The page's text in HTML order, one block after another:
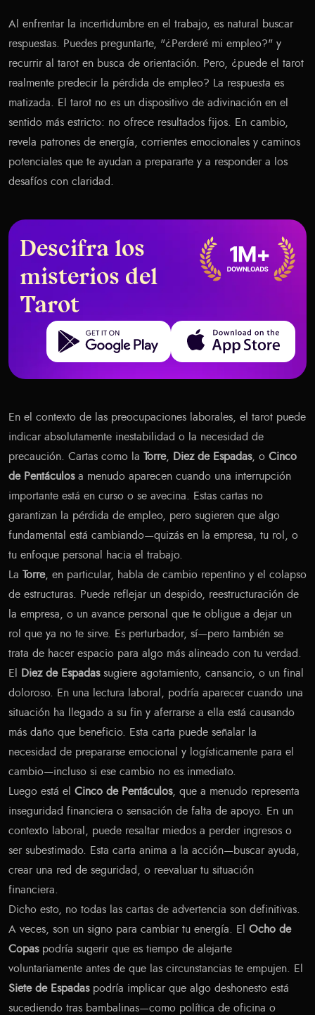
Al enfrentar la incertidumbre en el trabajo, es natural buscar
respuestas. Puedes preguntarte, "¿Perderé mi empleo?" y
recurrir al tarot en busca de orientación. Pero, ¿puede el tarot
realmente predecir la pérdida de empleo? La respuesta es
matizada. El tarot no es un dispositivo de adivinación en el
sentido más estricto: no ofrece resultados fijos. En cambio,
revela patrones de energía, corrientes emocionales y caminos
potenciales que te ayudan a prepararte y a responder a los
desafíos con claridad.
Descifra los
misterios del
Tarot
Get it on Google Play Download on the App Store
En el contexto de las preocupaciones laborales, el tarot puede
indicar absolutamente inestabilidad o la necesidad de
precaución. Cartas como la Torre, Diez de Espadas, o Cinco
de Pentáculosa menudo aparecen cuando una interrupción
importante está en curso o se avecina. Estas cartas no
garantizan la pérdida de empleo, pero sugieren que algo
fundamental está cambiando—quizás en la empresa, tu rol, o
tu enfoque personal hacia el trabajo.
La Torre, en particular, habla de cambio repentino y el colapso
de estructuras. Puede reflejar un despido, reestructuración de
la empresa, o un avance personal que te obligue a dejar un
rol que ya no te sirve. Es perturbador, sí—pero también se
trata de hacer espacio para algo más alineado con tu verdad.
El
Diez de Espadassugiere agotamiento, cansancio, o un final
doloroso. En una lectura laboral, podría aparecer cuando una
situación ha llegado a su fin y aferrarse a ella está causando
más daño que beneficio. Esta carta puede señalar la
necesidad de prepararse emocional y logísticamente para el
cambio—incluso si ese cambio no es inmediato.
Luego está el Cinco de Pentáculos, que a menudo representa
inseguridad financiera o sensación de falta de apoyo. En un
contexto laboral, puede resaltar miedos a perder ingresos o
ser subestimado. Esta carta anima a la acción—buscar ayuda,
crear una red de seguridad, o reevaluar tu situación
financiera.
Dicho esto, no todas las cartas de advertencia son definitivas.
A veces, son un signo para cambiar tu energía. El Ocho de
Copaspodría sugerir que es tiempo de alejarte
voluntariamente antes de que las circunstancias te empujen. El
Siete de Espadaspodría implicar que algo deshonesto está
sucediendo tras bambalinas—como política de oficina o